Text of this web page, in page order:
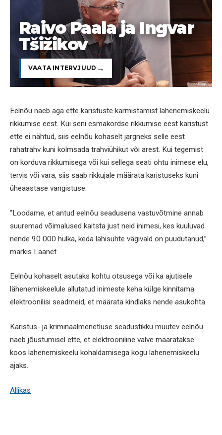
Raivo Paala ja Ingvar
Tšižikov
VAATA INTERVJUUD
Eelnõu näeb aga ette karistuste karmistamist lähenemiskeelu
rikkumise eest. Kui seni esmakordse rikkumise eest karistust
ette ei nähtud, siis eelnõu kohaselt järgneks selle eest
rahatrahv kuni kolmsada trahviühikut või arest. Kui tegemist
on korduva rikkumisega või kui sellega seati ohtu inimese elu,
tervis või vara, siis saab rikkujale määrata karistuseks kuni
üheaastase vangistuse.
“Loodame, et antud eelnõu seadusena vastuvõtmine annab
suuremad võimalused kaitsta just neid inimesi, kes kuuluvad
nende 90 000 hulka, keda lähisuhte vägivald on puudutanud,”
märkis Laanet.
Eelnõu kohaselt asutaks kohtu otsusega või ka ajutisele
lähenemiskeelule allutatud inimeste keha külge kinnitama
elektroonilisi seadmeid, et määrata kindlaks nende asukohta.
Karistus- ja kriminaalmenetluse seadustikku muutev eelnõu
näeb jõustumisel ette, et elektrooniline valve määratakse
koos lähenemiskeelu kohaldamisega kogu lähenemiskeelu
ajaks.
Allikas